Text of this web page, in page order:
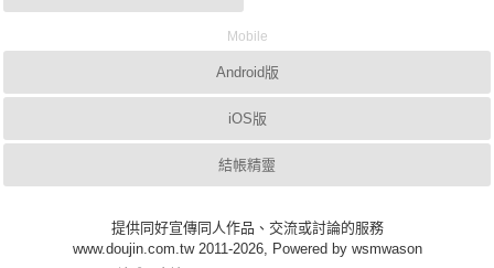
Mobile
Android版
iOS版
結帳精靈
提供同好宣傳同人作品、交流或討論的服務
www.doujin.com.tw 2011-2026, Powered by wsmwason